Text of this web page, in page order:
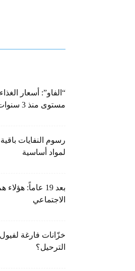
“الفاو”: أسعار
مستوى منذ 3 سنوات
رسوم النفايات
لمواد أساسية
بعد 19 عاماً:
الاجتماعي
خزّانات فارغة
الترحيل؟